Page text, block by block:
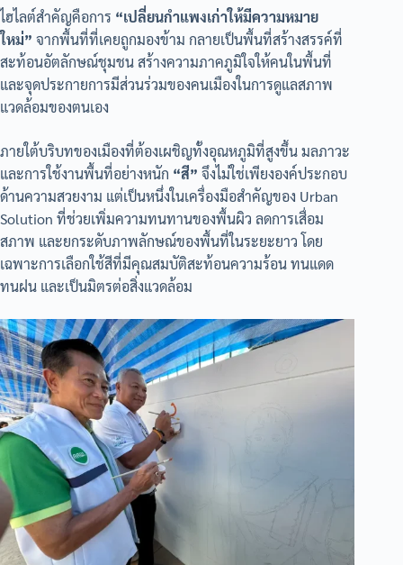
ไฮไลต์สำคัญคือการ “เปลี่ยนกำแพงเก่าให้มีความหมาย
ใหม่” จากพื้นที่ที่เคยถูกมองข้าม กลายเป็นพื้นที่สร้างสรรค์ที่
สะท้อนอัตลักษณ์ชุมชน สร้างความภาคภูมิใจให้คนในพื้นที่
และจุดประกายการมีส่วนร่วมของคนเมืองในการดูแลสภาพ
แวดล้อมของตนเอง
ภายใต้บริบทของเมืองที่ต้องเผชิญทั้งอุณหภูมิที่สูงขึ้น มลภาวะ
และการใช้งานพื้นที่อย่างหนัก “สี” จึงไม่ใช่เพียงองค์ประกอบ
ด้านความสวยงาม แต่เป็นหนึ่งในเครื่องมือสำคัญของ Urban
Solution ที่ช่วยเพิ่มความทนทานของพื้นผิว ลดการเสื่อม
สภาพ และยกระดับภาพลักษณ์ของพื้นที่ในระยะยาว โดย
เฉพาะการเลือกใช้สีที่มีคุณสมบัติสะท้อนความร้อน ทนแดด
ทนฝน และเป็นมิตรต่อสิ่งแวดล้อม